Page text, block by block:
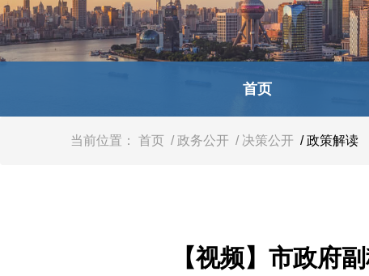
到
主
要
内
域
首页
当前位置： 首页 / 政务公开 / 决策公开 / 政策解读
【视频】市政府